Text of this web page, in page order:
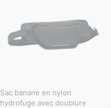
Sac banane en nylon
hydrofuge avec doublure